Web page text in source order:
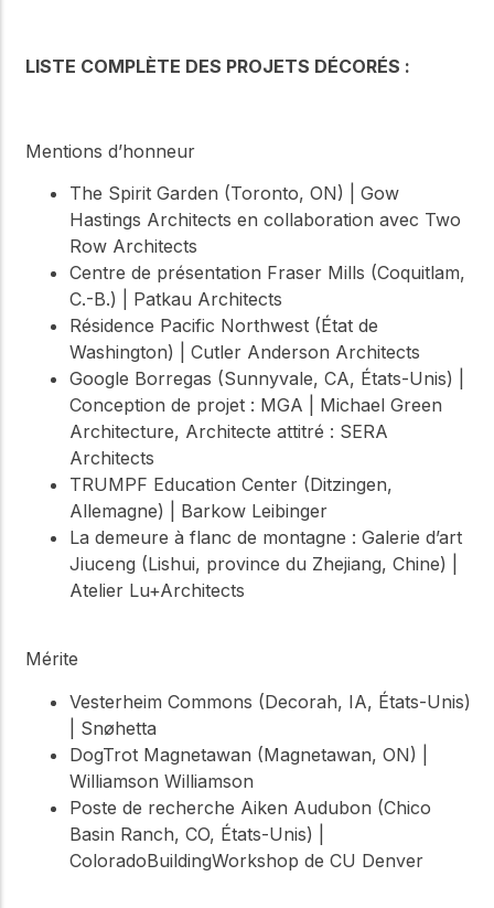
LISTE COMPLÈTE DES PROJETS DÉCORÉS :
Mentions d’honneur
The Spirit Garden (Toronto, ON) | Gow
Hastings Architects en collaboration avec Two
Row Architects
Centre de présentation Fraser Mills (Coquitlam,
C.-B.) | Patkau Architects
Résidence Pacific Northwest (État de
Washington) | Cutler Anderson Architects
Google Borregas (Sunnyvale, CA, États-Unis) |
Conception de projet : MGA | Michael Green
Architecture, Architecte attitré : SERA
Architects
TRUMPF Education Center (Ditzingen,
Allemagne) | Barkow Leibinger
La demeure à flanc de montagne : Galerie d’art
Jiuceng (Lishui, province du Zhejiang, Chine) |
Atelier Lu+Architects
Mérite
Vesterheim Commons (Decorah, IA, États-Unis)
| Snøhetta
DogTrot Magnetawan (Magnetawan, ON) |
Williamson Williamson
Poste de recherche Aiken Audubon (Chico
Basin Ranch, CO, États-Unis) |
ColoradoBuildingWorkshop de CU Denver